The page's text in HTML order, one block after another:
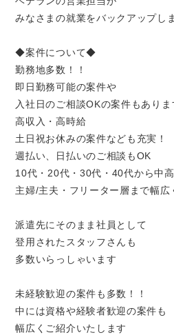
みなさまの就業をバックアップし
◆案件について◆
勤務地多数！！
即日勤務可能の案件や
入社日のご相談OKの案件もありま
高収入・高時給
土日祝お休みの案件なども充実！
週払い、日払いのご相談もOK
10代・20代・30代・40代から中
主婦/主夫・フリーター層まで幅広
派遣先にそのまま社員として
登用されたスタッフさんも
多数いらっしゃいます
未経験歓迎の案件も多数！！
中には資格や経験者歓迎の案件も
幅広くご紹介いたします